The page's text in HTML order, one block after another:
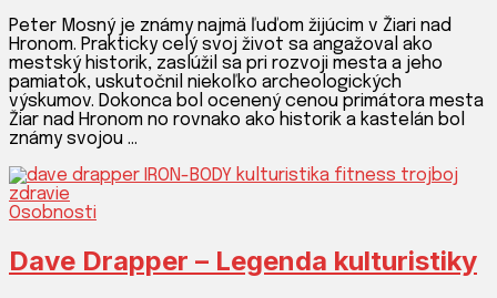
Opustil
nás
Peter
Mosný:
Archeológ,
historik,
Peter Mosný je známy najmä ľuďom žijúcim v Žiari nad
Hronom. Prakticky celý svoj život sa angažoval ako
mestský historik, zaslúžil sa pri rozvoji mesta a jeho
pamiatok, uskutočnil niekoľko archeologických
výskumov. Dokonca bol ocenený cenou primátora mesta
Žiar nad Hronom no rovnako ako historik a kastelán bol
známy svojou …
Osobnosti
Dave Drapper – Legenda kulturistiky